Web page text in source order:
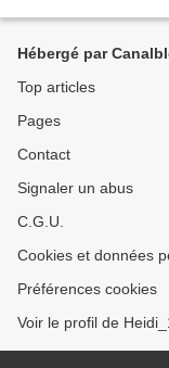
Hébergé par
Top articles
Pages
Contact
Signaler un abus
C.G.U.
Cookies et données
Préférences cookies
Voir le profil de